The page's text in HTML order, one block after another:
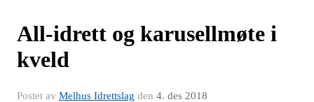
All-idrett og karusellmøte i
kveld
Postet av Melhus Idrettslag den 4. des 2018